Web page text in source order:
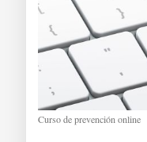
Curso de prevención online